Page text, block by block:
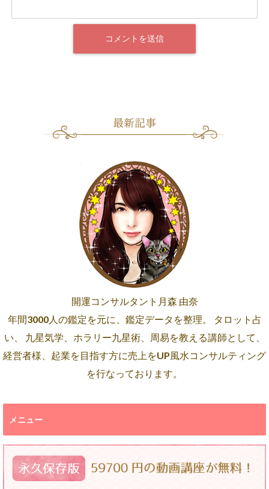
開運コンサルタント月森 由奈
年間3000人の鑑定を元に、鑑定データを整理。 タロット占
い、 九星気学、ホラリー九星術、周易を教える講師として、
経営者様、起業を目指す方に売上をUP風水コンサルティング
を行なっております。
メニュー